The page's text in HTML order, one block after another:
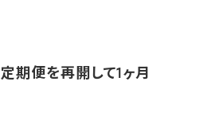
定期便を再開して1ヶ月